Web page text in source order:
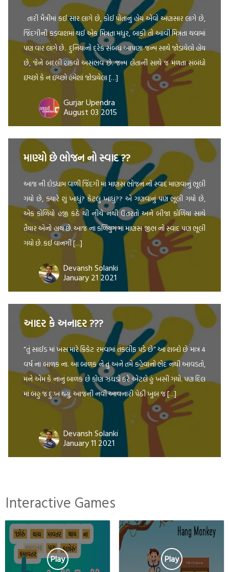
તારી મૈત્રીમાં કઈ સાર લાગે છે, કોઈ પોતાનું હોય એવો અણસાર લાગે છે,
જિંદગીની કડવાશમાં થઈ એક મિત્રતા મધુર, બાકી તો આવી મિત્રતા થવામાં
પણ વાર લાગે છે. દુનિયાનો દરેક સંબંધ આપણા જન્મ સાથે જોડાયેલો હોય
છે, જેને બદલી શકવો અસંભવ છે. જન્મ લેતાની સાથે જ મળતા સંબંધો
ઇચ્છો કે ન ઇચ્છો હંમેશાં જોડાયેલા […]
Gurjar Upendra
August 03 2015
માણ્યો છે ભોજન નો સ્વાદ ??
આજ ની દોડધામ વાળી જિંદગી માં માણસ ભોજન નો સ્વાદ માણવાનું ભૂલી
ગયો છે, ક્યારે શું ખાધું? કેટલું ખાધું?? એ ગણવાનું પણ ભૂલી ગયો છે,
એક કોળિયો હજી કંઠે થી નીચે નથી ઉતરતો અને બીજા કોળિયા સાથે
તૈયાર એનો હાથ છે. આજ ના કળિયુગ માં માણસ જીભ નો સ્વાદ પણ ભૂલી
ગયો છે. કઈ વાનગી […]
Devansh Solanki
January 21 2021
આદર કે અનાદર ???
“તું સાઈડ માં ખસ મારે ક્રિકેટ રમવામાં તકલીફ પડે છે” આ શબ્દો છે માત્ર 4
વર્ષ ના બાળક ના. આ બાળક ને તું અને તમે કહેવાનો ભેદ નથી આવડતો,
મને એમ કે નાનું બાળક છે કોણ ઝઘડો કરે એટલે હું ખસી ગયો. પણ દિલ
માં બહુ જ દુઃખ થયું, આજની નવી આવનારી પેઠી ખુબ જ […]
Devansh Solanki
January 11 2021
Interactive Games
Play Play